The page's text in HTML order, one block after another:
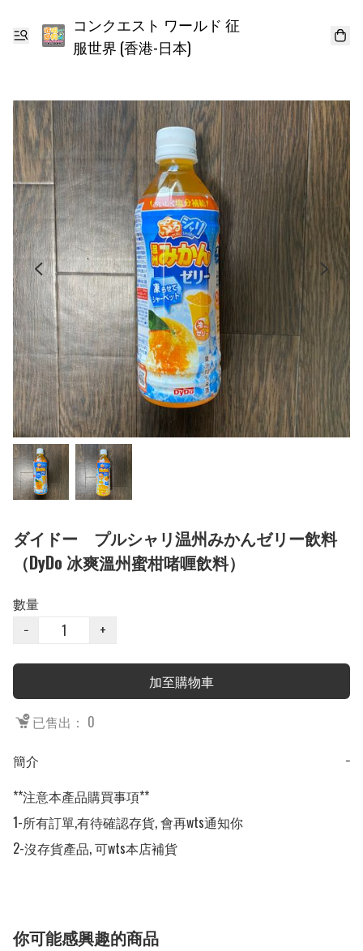
コンクエスト ワールド 征
服世界 (香港-日本)
ダイドー プルシャリ温州みかんゼリー飲料
（DyDo 冰爽溫州蜜柑啫喱飲料）
數量
−
+
加至購物車
已售出： 0
簡介
−
**注意本產品購買事項**
1-所有訂單,有待確認存貨, 會再wts通知你
2-沒存貨產品, 可wts本店補貨
你可能感興趣的商品